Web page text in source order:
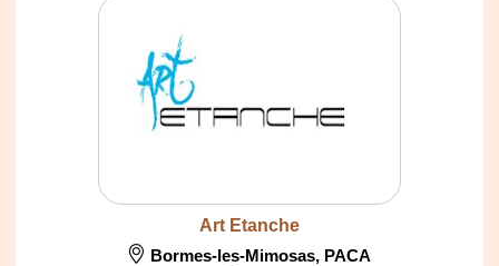
Art Etanche
Bormes-les-Mimosas, PACA